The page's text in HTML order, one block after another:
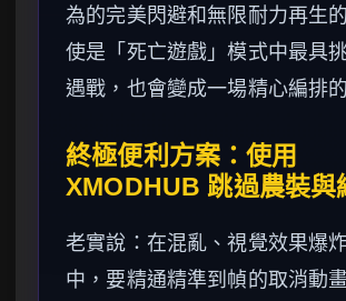
為的完美閃避和無限耐力再生
使是「死亡遊戲」模式中最具
遇戰，也會變成一場精心編排
終極便利方案：使用
XMODHUB 跳過農裝與
老實說：在混亂、視覺效果爆
中，要精通精準到幀的取消動